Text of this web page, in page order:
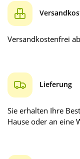
Versandkostenfrei
Lieferung
Sie erhalten Ihre
Hause oder an eine